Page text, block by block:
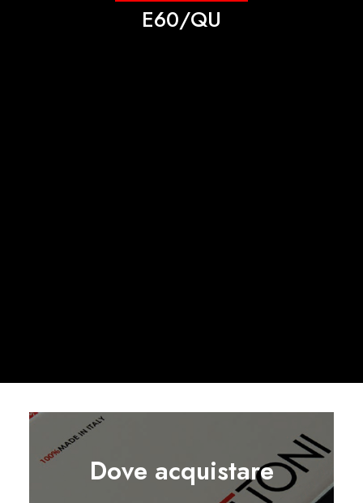
E60/QU
Dove acquistare